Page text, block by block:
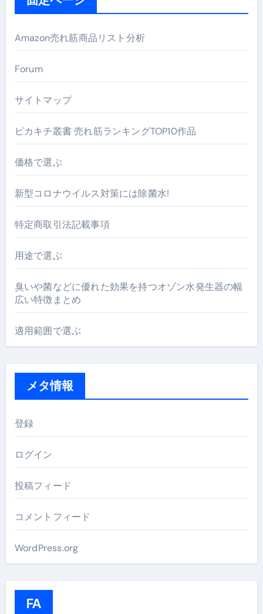
Amazon売れ筋商品リスト分析
Forum
サイトマップ
ピカキチ叢書 売れ筋ランキングTOP10作品
価格で選ぶ
新型コロナウイルス対策には除菌水!
特定商取引法記載事項
用途で選ぶ
臭いや菌などに優れた効果を持つオゾン水発生器の幅
広い特徴まとめ
適用範囲で選ぶ
メタ情報
登録
ログイン
投稿フィード
コメントフィード
WordPress.org
FA